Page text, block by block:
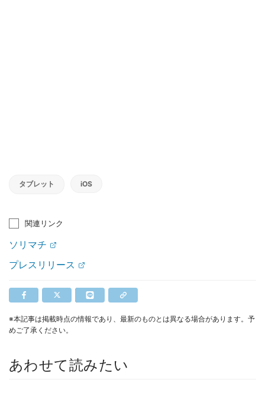
タブレット iOS
関連リンク
ソリマチ
プレスリリース
※本記事は掲載時点の情報であり、最新のものとは異なる場合があります。予
めご了承ください。
あわせて読みたい